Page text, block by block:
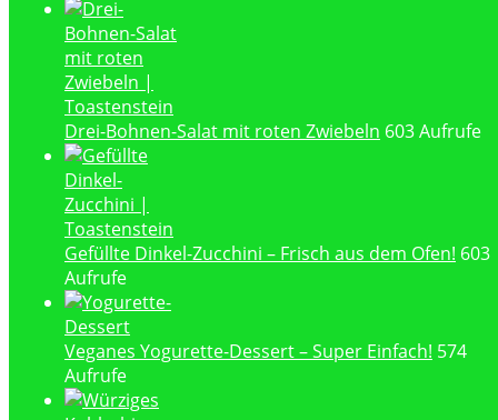
Drei-Bohnen-Salat mit roten Zwiebeln 603 Aufrufe
Gefüllte Dinkel-Zucchini – Frisch aus dem Ofen! 603
Aufrufe
Veganes Yogurette-Dessert – Super Einfach! 574
Aufrufe